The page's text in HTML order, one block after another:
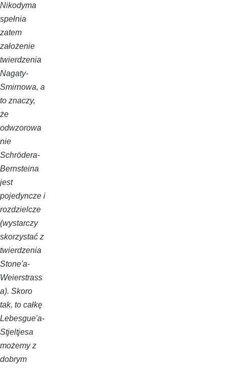
Nikodyma
spełnia
zatem
założenie
twierdzenia
Nagaty-
Smirnowa, a
to znaczy,
że
odwzorowa
nie
Schrödera-
Bernsteina
jest
pojedyncze i
rozdzielcze
(wystarczy
skorzystać z
twierdzenia
Stone'a-
Weierstrass
a). Skoro
tak, to całkę
Lebesgue'a-
Stjeltjesa
możemy z
dobrym